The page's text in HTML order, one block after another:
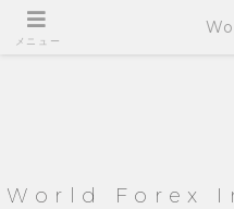
World Forex
メニュー